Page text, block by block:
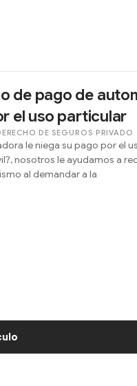
de pago de
el uso particular
DE SEGUROS PRIVADO
le niega su pago por el
nosotros le ayudamos a
al demandar a la